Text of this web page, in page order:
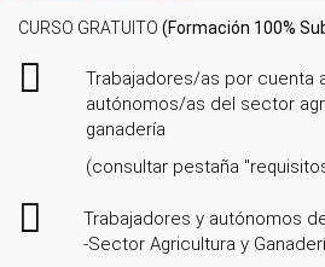
CURSO GRATUITO (Formación 100%
Trabajadores/as por cuenta
autónomos/as del sector
ganadería
(consultar pestaña
Trabajadores y autónomos
-Sector Agricultura y